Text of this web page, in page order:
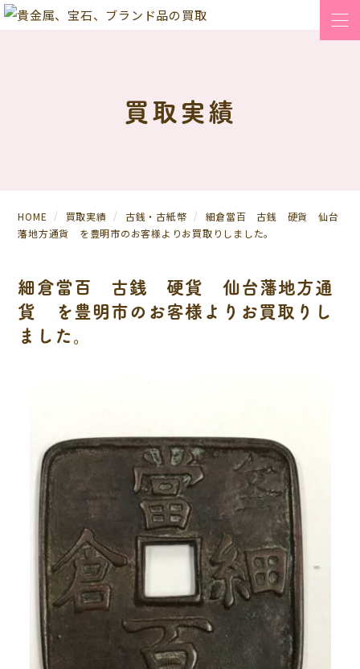
買取実績
HOME 買取実績 古銭・古紙幣
細倉當百 古銭 硬貨 仙台
藩地方通貨 を豊明市のお客様よりお買取りしました。
細倉當百 古銭 硬貨 仙台藩地方通
貨 を豊明市のお客様よりお買取りし
ました。